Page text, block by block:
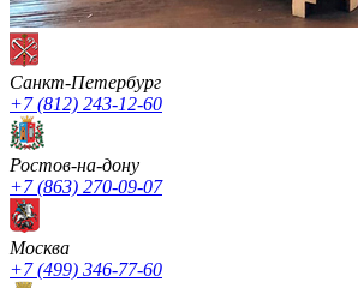
Санкт-Петербург
+7 (812) 243-12-60
Ростов-на-дону
+7 (863) 270-09-07
Москва
+7 (499) 346-77-60